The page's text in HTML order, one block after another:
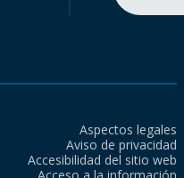
Aspectos legales
Aviso de privacidad
Accesibilidad del sitio web